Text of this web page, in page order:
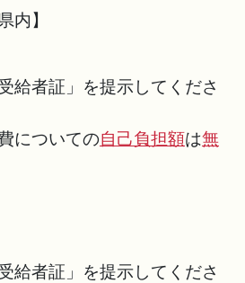
内】
給者証」を提示してくださ
についての自己負担額は無
給者証」を提示してくださ